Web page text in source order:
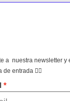
a nuestra newsletter y
de entrada 👇🏻